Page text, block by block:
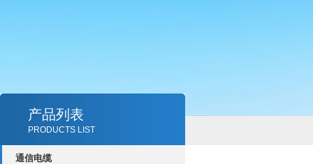
产品列表
PRODUCTS LIST
通信电缆